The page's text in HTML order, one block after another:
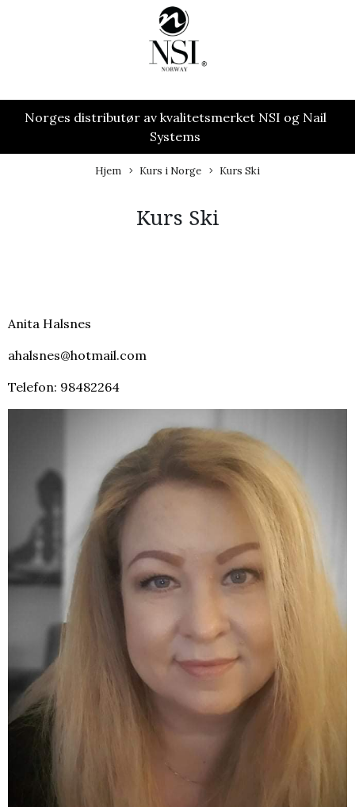
Norges distributør av kvalitetsmerket NSI og Nail
Systems
Hjem Kurs i Norge Kurs Ski
Kurs Ski
Anita Halsnes
ahalsnes@hotmail.com
Telefon: 98482264